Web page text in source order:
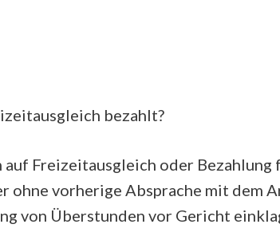
bezahlt?
auf Freizeitausgleich oder Bezahlung
ohne vorherige Absprache mit dem
von Überstunden vor Gericht